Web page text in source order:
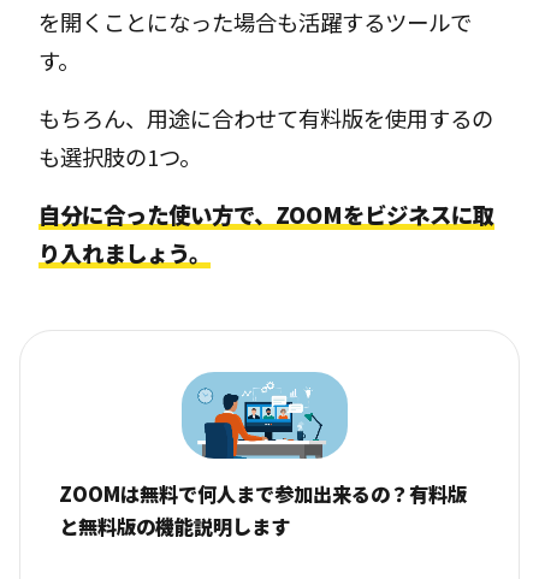
を開くことになった場合も活躍するツールで
す。
もちろん、用途に合わせて有料版を使用するの
も選択肢の1つ。
自分に合った使い方で、ZOOMをビジネスに取
り入れましょう。
ZOOMは無料で何人まで参加出来るの？有料版
と無料版の機能説明します